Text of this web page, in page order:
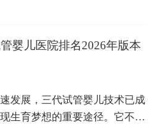
凭借胚胎植入前遗传学筛查(P
婴儿医院排名2026年版本
发展，三代试管婴儿技术已成
生育梦想的重要途径。它不仅